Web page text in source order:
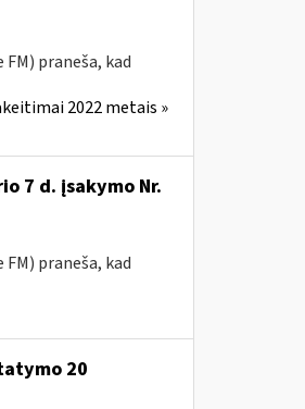
praneša, kad
2022 metais »
7 d. įsakymo Nr.
praneša, kad
20